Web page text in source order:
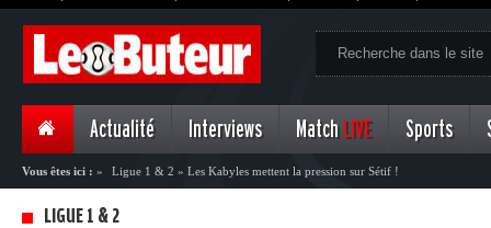
Actualité Interviews Match LIVE Sports
Vous êtes ici : » Ligue 1 & 2 » Les Kabyles mettent la pression sur Sétif !
LIGUE 1 & 2